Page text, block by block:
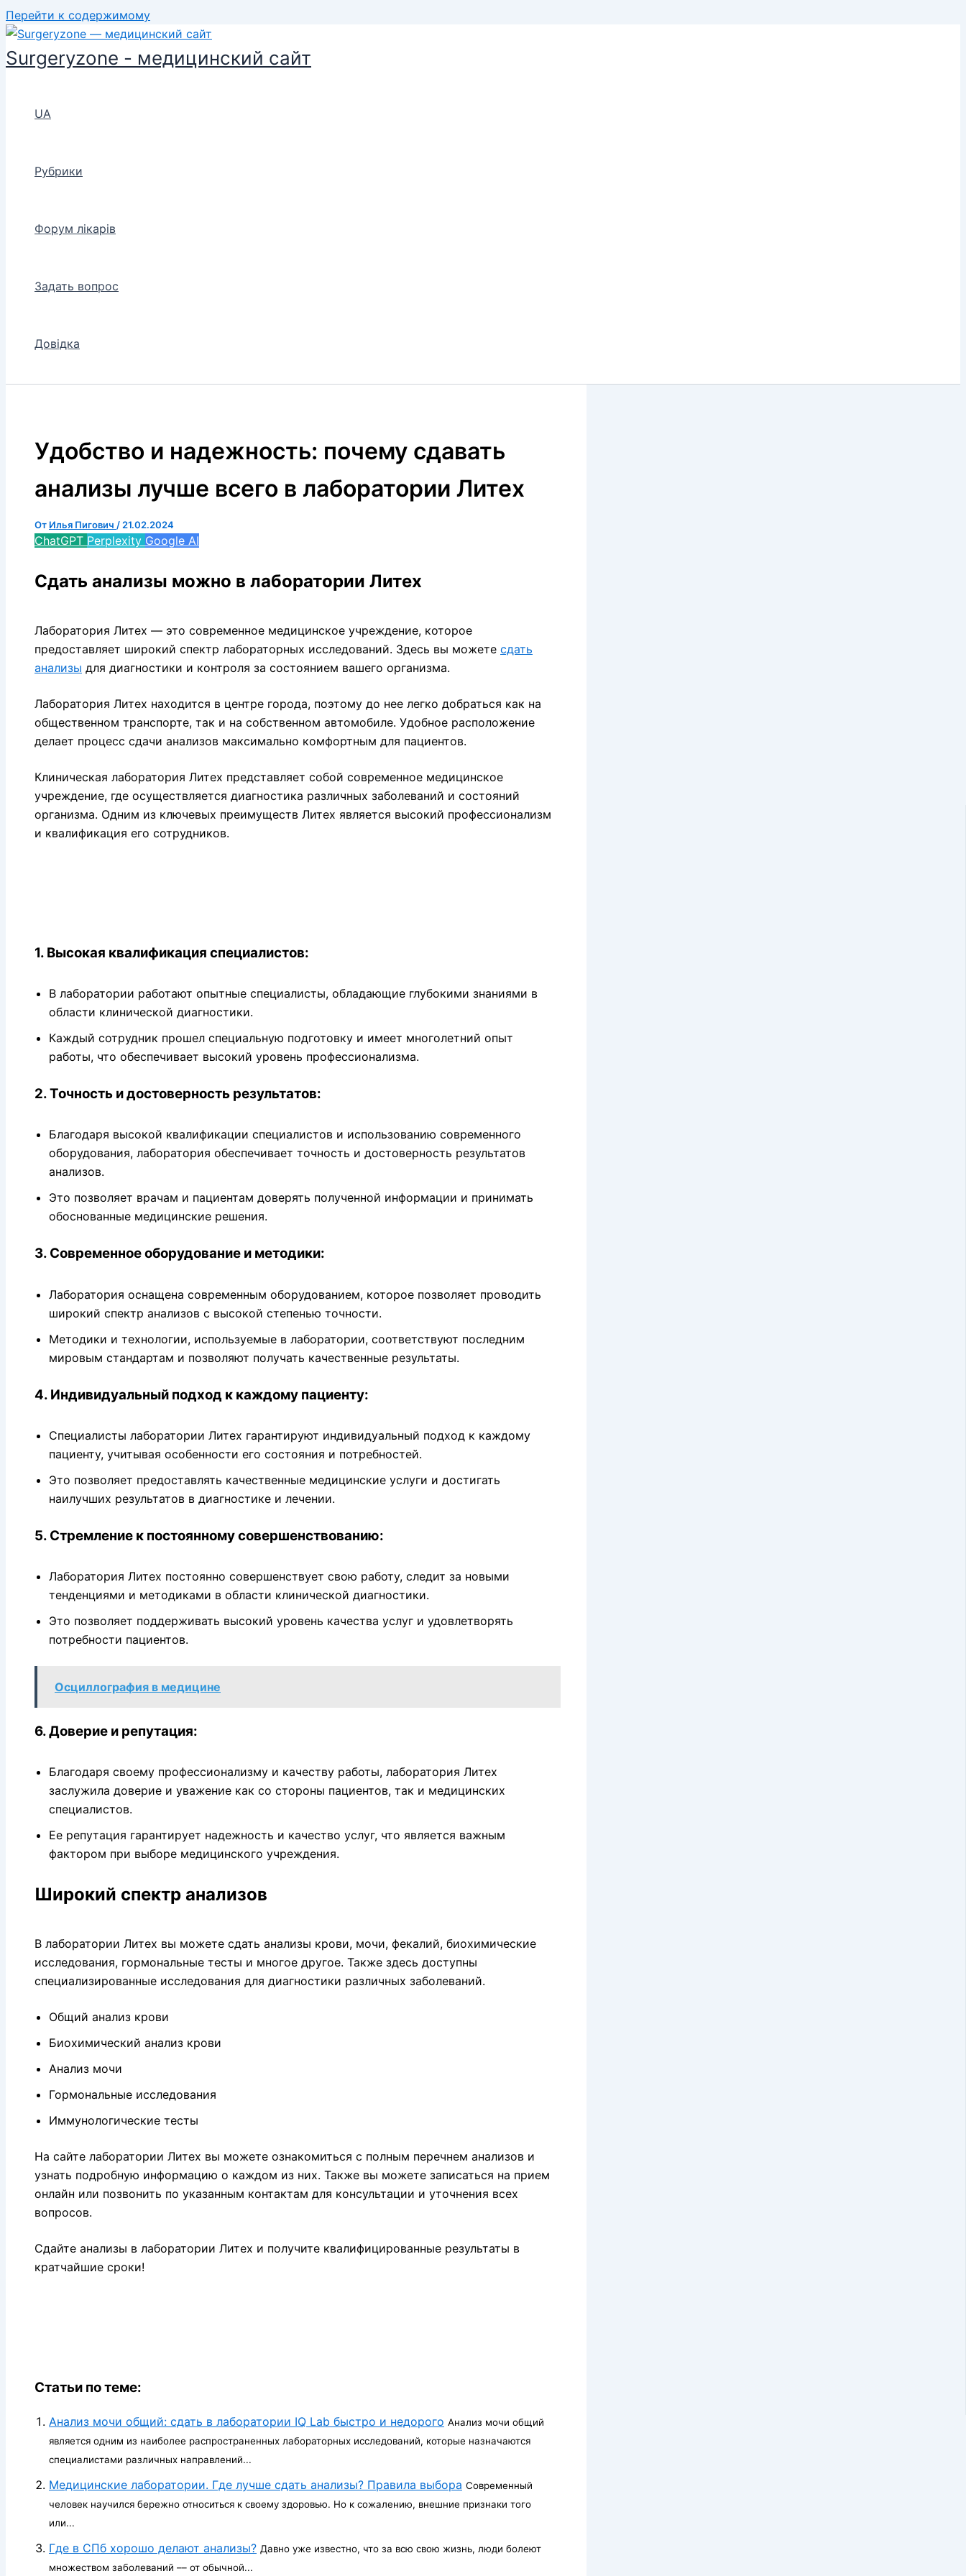
Перейти к содержимому
Surgeryzone - медицинский сайт
UA
Рубрики
Форум лікарів
Задать вопрос
Довідка
Удобство и надежность: почему сдавать
анализы лучше всего в лаборатории Литех
От Илья Пигович / 21.02.2024
ChatGPT Perplexity Google AI
Сдать анализы можно в лаборатории Литех
Лаборатория Литех — это современное медицинское учреждение, которое
предоставляет широкий спектр лабораторных исследований. Здесь вы можете сдать
анализы для диагностики и контроля за состоянием вашего организма.
Лаборатория Литех находится в центре города, поэтому до нее легко добраться как на
общественном транспорте, так и на собственном автомобиле. Удобное расположение
делает процесс сдачи анализов максимально комфортным для пациентов.
Клиническая лаборатория Литех представляет собой современное медицинское
учреждение, где осуществляется диагностика различных заболеваний и состояний
организма. Одним из ключевых преимуществ Литех является высокий профессионализм
и квалификация его сотрудников.
1. Высокая квалификация специалистов:
В лаборатории работают опытные специалисты, обладающие глубокими знаниями в
области клинической диагностики.
Каждый сотрудник прошел специальную подготовку и имеет многолетний опыт
работы, что обеспечивает высокий уровень профессионализма.
2. Точность и достоверность результатов:
Благодаря высокой квалификации специалистов и использованию современного
оборудования, лаборатория обеспечивает точность и достоверность результатов
анализов.
Это позволяет врачам и пациентам доверять полученной информации и принимать
обоснованные медицинские решения.
3. Современное оборудование и методики:
Лаборатория оснащена современным оборудованием, которое позволяет проводить
широкий спектр анализов с высокой степенью точности.
Методики и технологии, используемые в лаборатории, соответствуют последним
мировым стандартам и позволяют получать качественные результаты.
4. Индивидуальный подход к каждому пациенту:
Специалисты лаборатории Литех гарантируют индивидуальный подход к каждому
пациенту, учитывая особенности его состояния и потребностей.
Это позволяет предоставлять качественные медицинские услуги и достигать
наилучших результатов в диагностике и лечении.
5. Стремление к постоянному совершенствованию:
Лаборатория Литех постоянно совершенствует свою работу, следит за новыми
тенденциями и методиками в области клинической диагностики.
Это позволяет поддерживать высокий уровень качества услуг и удовлетворять
потребности пациентов.
Осциллография в медицине
6. Доверие и репутация:
Благодаря своему профессионализму и качеству работы, лаборатория Литех
заслужила доверие и уважение как со стороны пациентов, так и медицинских
специалистов.
Ее репутация гарантирует надежность и качество услуг, что является важным
фактором при выборе медицинского учреждения.
Широкий спектр анализов
В лаборатории Литех вы можете сдать анализы крови, мочи, фекалий, биохимические
исследования, гормональные тесты и многое другое. Также здесь доступны
специализированные исследования для диагностики различных заболеваний.
Общий анализ крови
Биохимический анализ крови
Анализ мочи
Гормональные исследования
Иммунологические тесты
На сайте лаборатории Литех вы можете ознакомиться с полным перечнем анализов и
узнать подробную информацию о каждом из них. Также вы можете записаться на прием
онлайн или позвонить по указанным контактам для консультации и уточнения всех
вопросов.
Сдайте анализы в лаборатории Литех и получите квалифицированные результаты в
кратчайшие сроки!
Статьи по теме:
Анализ мочи общий: сдать в лаборатории IQ Lab быстро и недорого Анализ мочи общий
является одним из наиболее распространенных лабораторных исследований, которые назначаются
специалистами различных направлений...
Медицинские лаборатории. Где лучше сдать анализы? Правила выбора Современный
человек научился бережно относиться к своему здоровью. Но к сожалению, внешние признаки того
или...
Где в СПб хорошо делают анализы? Давно уже известно, что за всю свою жизнь, люди болеют
множеством заболеваний –– от обычной...